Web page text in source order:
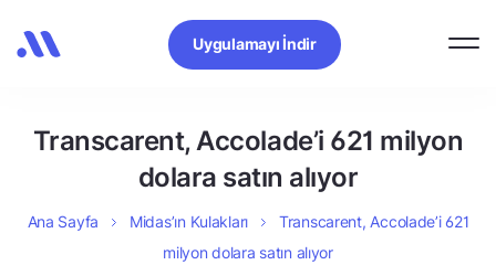
Uygulamayı İndir
Transcarent, Accolade’i 621 milyon
dolara satın alıyor
Ana Sayfa Midas’ın Kulakları
Transcarent, Accolade’i 621
milyon dolara satın alıyor